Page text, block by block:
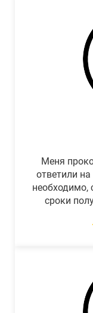
Меня
ответили
необходимо,
сроки